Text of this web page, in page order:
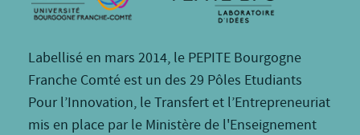
Labellisé en mars 2014, le PEPITE Bourgogne
Franche Comté est un des 29 Pôles Etudiants
Pour l’Innovation, le Transfert et l’Entrepreneuriat
mis en place par le Ministère de l'Enseignement